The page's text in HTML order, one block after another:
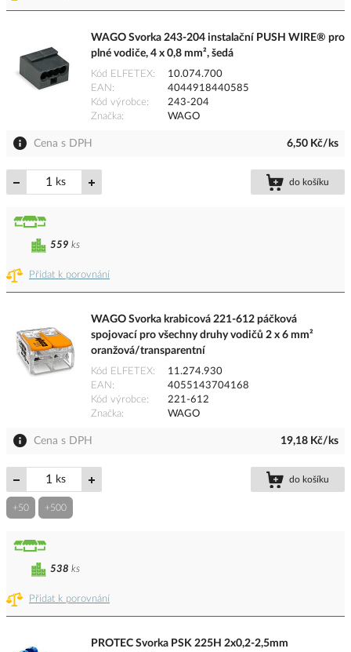
WAGO Svorka 243-204 instalační PUSH WIRE® pro
plné vodiče, 4 x 0,8 mm², šedá
Kód ELFETEX
10.074.700
EAN
4044918440585
Kód výrobce
243-204
Značka
WAGO
Cena s DPH 6,50 Kč/ks
ks do košíku
Přidat k porovnání
559 ks
WAGO Svorka krabicová 221-612 páčková
spojovací pro všechny druhy vodičů 2 x 6 mm²
oranžová/transparentní
Kód ELFETEX
11.274.930
EAN
4055143704168
Kód výrobce
221-612
Značka
WAGO
Cena s DPH 19,18 Kč/ks
ks do košíku
+50 +500
Přidat k porovnání
538 ks
PROTEC Svorka PSK 225H 2x0,2-2,5mm